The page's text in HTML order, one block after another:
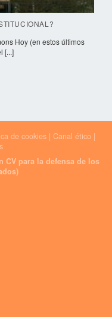
Hoy (en estos últimos
[...]
de cookies | Canal ético |
CV para la defensa de los